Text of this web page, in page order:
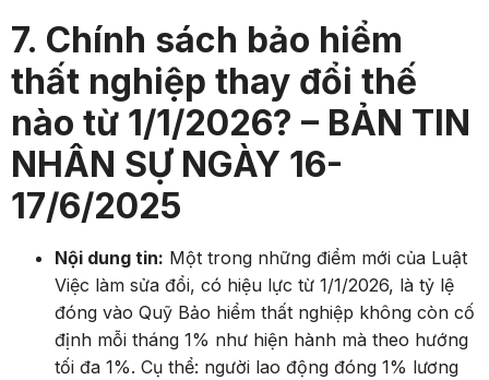
7. Chính sách bảo hiểm
thất nghiệp thay đổi thế
nào từ 1/1/2026? – BẢN TIN
NHÂN SỰ NGÀY 16-
17/6/2025
Nội dung tin: Một trong những điểm mới của Luật
Việc làm sửa đổi, có hiệu lực từ 1/1/2026, là tỷ lệ
đóng vào Quỹ Bảo hiểm thất nghiệp không còn cố
định mỗi tháng 1% như hiện hành mà theo hướng
tối đa 1%. Cụ thể: người lao động đóng 1% lương